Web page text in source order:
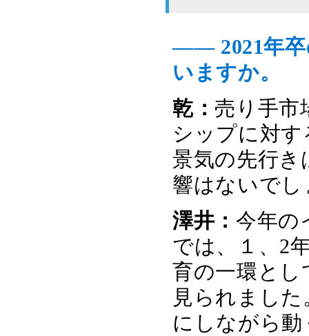
―― 2021年卒
いますか。
乾： 売り手市
シップに対
景気の先行き
響はないでし
澤井： 今年の
では、１、2
育の一環とし
見られまし
にしながら